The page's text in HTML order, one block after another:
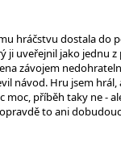
hráčstvu dostala do
ji uveřejnil jako jednu
závojem
návod. Hru jsem hrál,
příběh taky ne -
to ani